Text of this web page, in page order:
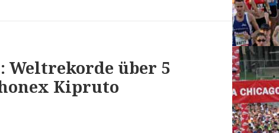
Weltrekorde über 5
Kipruto